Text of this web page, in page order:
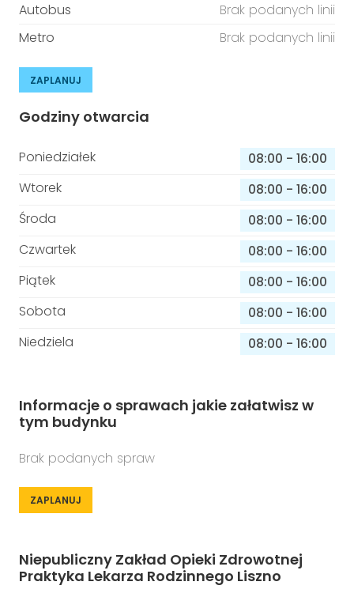
Autobus
Brak podanych linii
Metro
Brak podanych linii
ZAPLANUJ
Godziny otwarcia
Poniedziałek 08:00 - 16:00
Wtorek
08:00 - 16:00
Środa
08:00 - 16:00
Czwartek
08:00 - 16:00
Piątek
08:00 - 16:00
Sobota
08:00 - 16:00
Niedziela
08:00 - 16:00
Informacje o sprawach jakie załatwisz w
tym budynku
Brak podanych spraw
ZAPLANUJ
Niepubliczny Zakład Opieki Zdrowotnej
Praktyka Lekarza Rodzinnego Liszno